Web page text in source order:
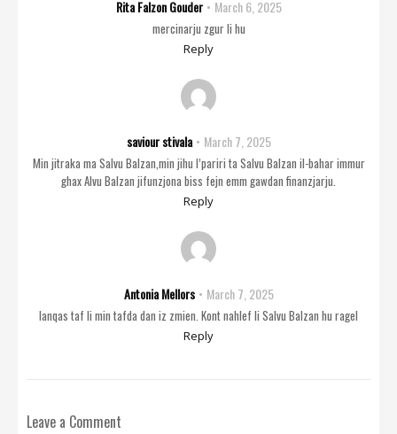
Rita Falzon Gouder March 6, 2025
mercinarju zgur li hu
Reply
saviour stivala March 7, 2025
Min jitraka ma Salvu Balzan,min jihu l’pariri ta Salvu Balzan il-bahar immur
ghax Alvu Balzan jifunzjona biss fejn emm gawdan finanzjarju.
Reply
Antonia Mellors March 7, 2025
lanqas taf li min tafda dan iz zmien. Kont nahlef li Salvu Balzan hu ragel
Reply
Leave a Comment